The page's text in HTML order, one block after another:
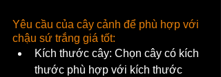
Yêu cầu của cây cảnh để phù hợp với
chậu sứ trắng giá tốt:
Kích thước cây: Chọn cây có kích
thước phù hợp với kích thước